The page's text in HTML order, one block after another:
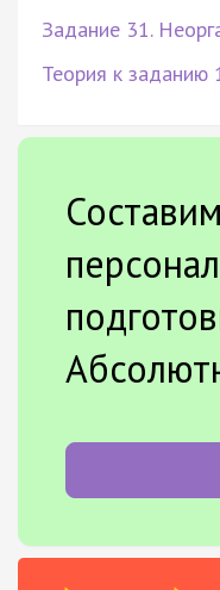
Задание 31.
Теория к заданию